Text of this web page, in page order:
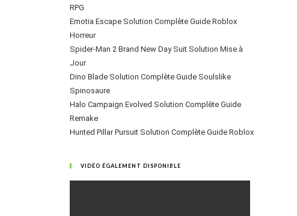
RPG
Emotia Escape Solution Complète Guide Roblox
Horreur
Spider-Man 2 Brand New Day Suit Solution Mise à
Jour
Dino Blade Solution Complète Guide Soulslike
Spinosaure
Halo Campaign Evolved Solution Complète Guide
Remake
Hunted Pillar Pursuit Solution Complète Guide Roblox
VIDÉO ÉGALEMENT DISPONIBLE